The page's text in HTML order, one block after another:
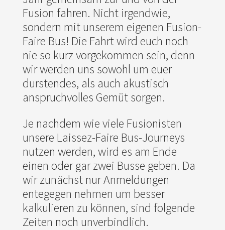
Fusion fahren. Nicht irgendwie,
sondern mit unserem eigenen Fusion-
Faire Bus! Die Fahrt wird euch noch
nie so kurz vorgekommen sein, denn
wir werden uns sowohl um euer
durstendes, als auch akustisch
anspruchvolles Gemüt sorgen.
Je nachdem wie viele Fusionisten
unsere Laissez-Faire Bus-Journeys
nutzen werden, wird es am Ende
einen oder gar zwei Busse geben. Da
wir zunächst nur Anmeldungen
entegegen nehmen um besser
kalkulieren zu können, sind folgende
Zeiten noch unverbindlich.